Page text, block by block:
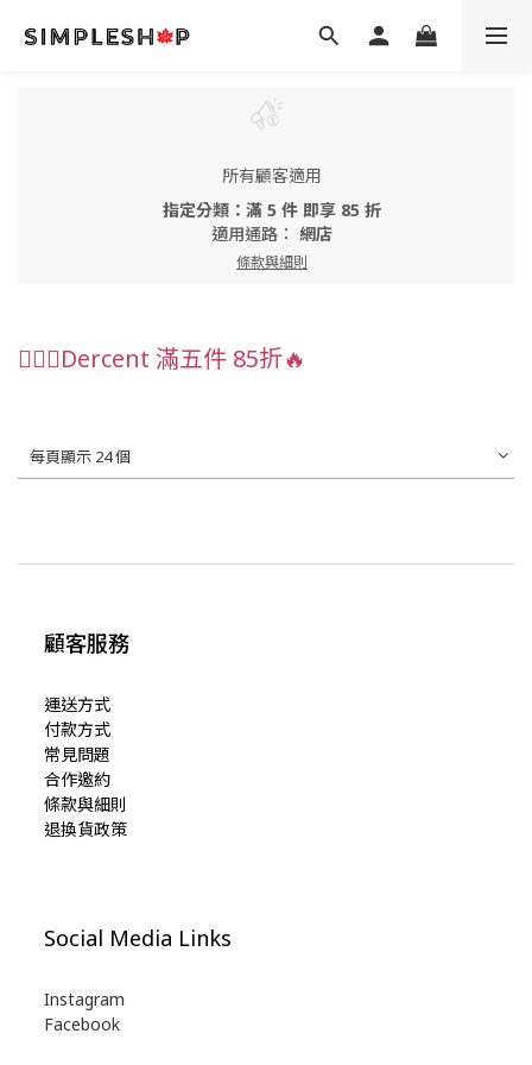
所有顧客適用
指定分類：滿 5 件 即享 85 折
適用通路： 網店
條款與細則
💁🏻‍♀️Dercent 滿五件 85折🔥
每頁顯示 24 個
顧客服務
運送方式
付款方式
常見問題
合作邀約
條款與細則
退換貨政策
Social Media Links
Instagram
Facebook